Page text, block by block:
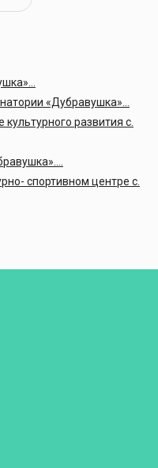
«Дубравушка»…
развития с.
спортивном центре с.